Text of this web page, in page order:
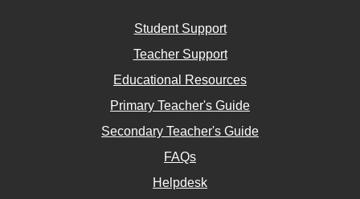
Student Support
Teacher Support
Educational Resources
Primary Teacher's Guide
Secondary Teacher's Guide
FAQs
Helpdesk